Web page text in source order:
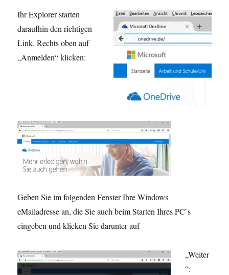
Ihr Explorer starten
daraufhin den richtigen
Link. Rechts oben auf
„Anmelden“ klicken:
Geben Sie im folgenden Fenster Ihre Windows
eMailadresse an, die Sie auch beim Starten Ihres PC`s
eingeben und klicken Sie darunter auf
„Weiter
“: